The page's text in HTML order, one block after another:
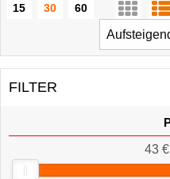
15 30
60
FILTER
43